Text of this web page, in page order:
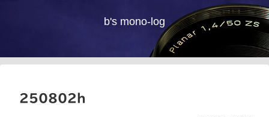
b's mono-log
250802h